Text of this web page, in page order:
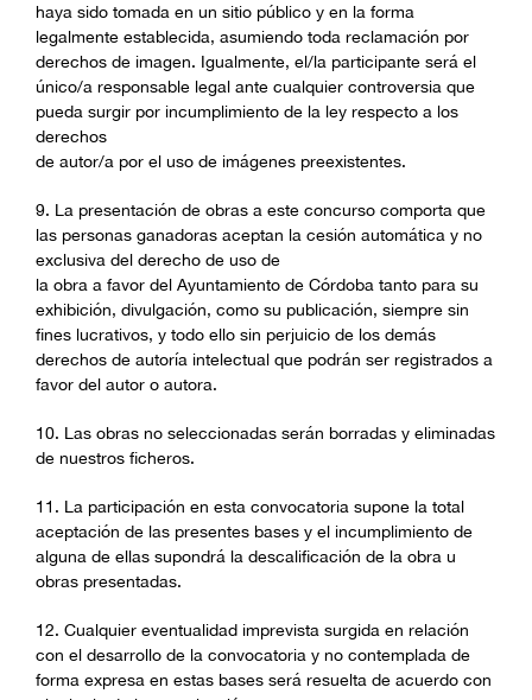
haya sido tomada en un sitio público y en la forma
legalmente establecida, asumiendo toda reclamación por
derechos de imagen. Igualmente, el/la participante será el
único/a responsable legal ante cualquier controversia que
pueda surgir por incumplimiento de la ley respecto a los
derechos
de autor/a por el uso de imágenes preexistentes.
9. La presentación de obras a este concurso comporta que
las personas ganadoras aceptan la cesión automática y no
exclusiva del derecho de uso de
la obra a favor del Ayuntamiento de Córdoba tanto para su
exhibición, divulgación, como su publicación, siempre sin
fines lucrativos, y todo ello sin perjuicio de los demás
derechos de autoría intelectual que podrán ser registrados a
favor del autor o autora.
10. Las obras no seleccionadas serán borradas y eliminadas
de nuestros ficheros.
11. La participación en esta convocatoria supone la total
aceptación de las presentes bases y el incumplimiento de
alguna de ellas supondrá la descalificación de la obra u
obras presentadas.
12. Cualquier eventualidad imprevista surgida en relación
con el desarrollo de la convocatoria y no contemplada de
forma expresa en estas bases será resuelta de acuerdo con